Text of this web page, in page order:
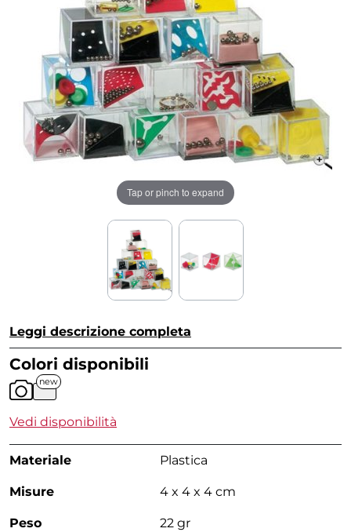
Tap or pinch to expand
Leggi descrizione completa
Colori disponibili
new
Vedi disponibilità
Materiale Plastica
Misure 4 x 4 x 4 cm
Peso 22 gr